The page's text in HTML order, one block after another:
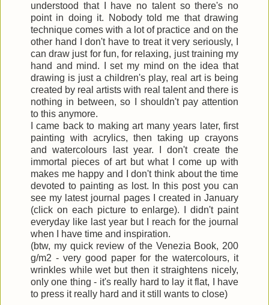
understood that I have no talent so there's no
point in doing it. Nobody told me that drawing
technique comes with a lot of practice and on the
other hand I don't have to treat it very seriously, I
can draw just for fun, for relaxing, just training my
hand and mind. I set my mind on the idea that
drawing is just a children's play, real art is being
created by real artists with real talent and there is
nothing in between, so I shouldn't pay attention
to this anymore.
I came back to making art many years later, first
painting with acrylics, then taking up crayons
and watercolours last year. I don't create the
immortal pieces of art but what I come up with
makes me happy and I don't think about the time
devoted to painting as lost. In this post you can
see my latest journal pages I created in January
(click on each picture to enlarge). I didn't paint
everyday like last year but I reach for the journal
when I have time and inspiration.
(btw, my quick review of the Venezia Book, 200
g/m2 - very good paper for the watercolours, it
wrinkles while wet but then it straightens nicely,
only one thing - it's really hard to lay it flat, I have
to press it really hard and it still wants to close)